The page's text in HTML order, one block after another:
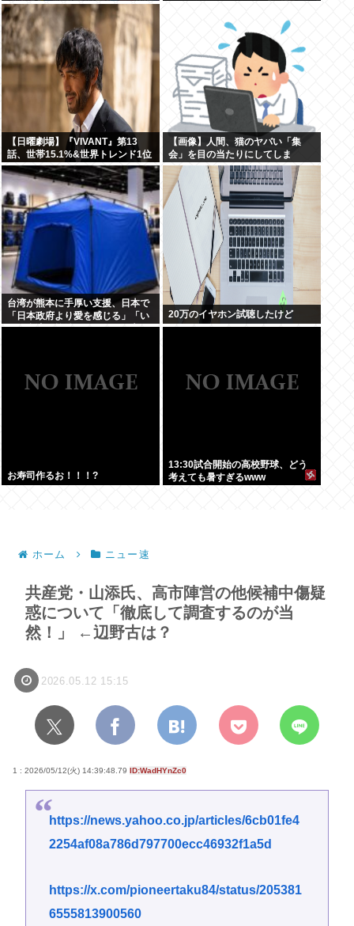
【日曜劇場】『VIVANT』第13
話、世帯15.1%&世界トレンド1位
【画像】人間、猫のヤバい「集
会」を目の当たりにしてしま
う・・・・・
台湾が熊本に手厚い支援、日本で
「日本政府より愛を感じる」「い
っそ台湾に統治してもらった方が
20万のイヤホン試聴したけど
お寿司作るお！！！?
13:30試合開始の高校野球、どう
考えても暑すぎるwww
ホーム ニュー速
共産党・山添氏、高市陣営の他候補中傷疑
惑について「徹底して調査するのが当
然！」 ←辺野古は？
2026.05.12 15:15
1 : 2026/05/12(火) 14:39:48.79 ID:WadHYnZc0
https://news.yahoo.co.jp/articles/6cb01fe4
2254af08a786d797700ecc46932f1a5d
https://x.com/pioneertaku84/status/205381
6555813900560